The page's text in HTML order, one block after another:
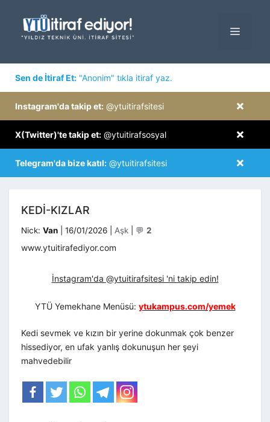
MENÜ
Sen de İtiraf Et: "Anonim" tıkla itiraf yaz.
×
Instagram'da takip et: @ytuitirafsitesi
×
X(Twitter)'te takip et: @ytuitirafsosyal
×
Telegram'da bize katıl: @ytuitirafsitesi
KEDI-KIZLAR
Nick: Van 16/01/2026 Kategoriler
Aşk 💬 2
www.ytuitirafediyor.com
İnstagram'da @ytuitirafsitesi 'ni takip edin!
YTÜ Yemekhane Menüsü: ytukampus.com/yemek
Kedi sevmek ve kızın bir yerine dokunmak çok benzer
hissediyor, en ufak yanlış dokunuşun her şeyi
mahvedebilir